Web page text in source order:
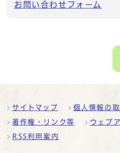
お問い合わせフォーム
サイトマップ 個人情報の
著作権・リンク等 ウェブ
RSS利用案内